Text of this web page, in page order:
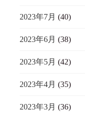
2023年7月 (40)
2023年6月 (38)
2023年5月 (42)
2023年4月 (35)
2023年3月 (36)